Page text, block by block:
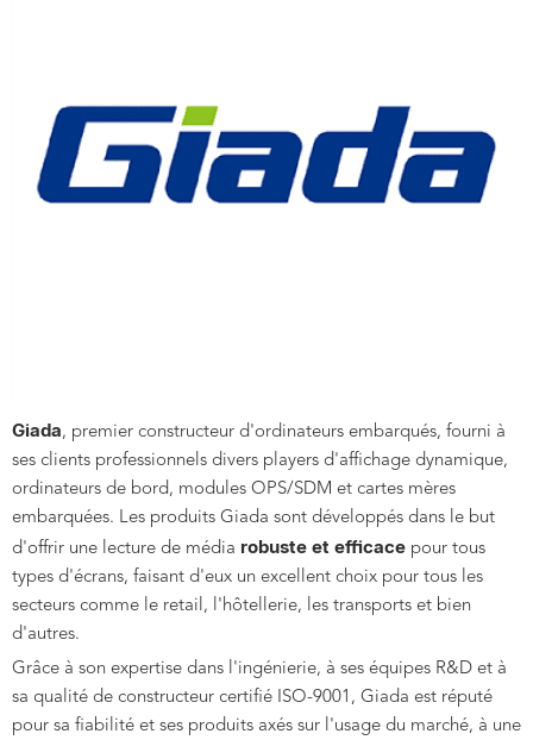
Giada, premier constructeur d'ordinateurs embarqués, fourni à
ses clients professionnels divers players d'affichage dynamique,
ordinateurs de bord, modules OPS/SDM et cartes mères
embarquées. Les produits Giada sont développés dans le but
d'offrir une lecture de média robuste et efficace pour tous
types d'écrans, faisant d'eux un excellent choix pour tous les
secteurs comme le retail, l'hôtellerie, les transports et bien
d'autres.
Grâce à son expertise dans l'ingénierie, à ses équipes R&D et à
sa qualité de constructeur certifié ISO-9001, Giada est réputé
pour sa fiabilité et ses produits axés sur l'usage du marché, à une